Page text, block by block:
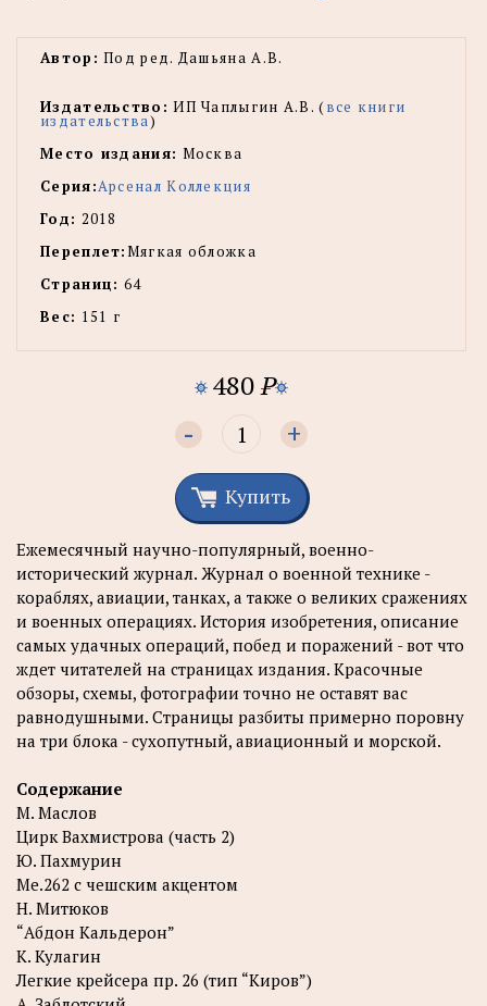
Автор: Под ред. Дашьяна А.В.
Издательство: ИП Чаплыгин А.В. (все книги
издательства)
Место издания: Москва
Серия:Арсенал Коллекция
Год: 2018
Переплет:Мягкая обложка
Страниц: 64
Вес: 151 г
480P
- +
Купить
Ежемесячный научно-популярный, военно-
исторический журнал. Журнал о военной технике -
кораблях, авиации, танках, а также о великих сражениях
и военных операциях. История изобретения, описание
самых удачных операций, побед и поражений - вот что
ждет читателей на страницах издания. Красочные
обзоры, схемы, фотографии точно не оставят вас
равнодушными. Страницы разбиты примерно поровну
на три блока - сухопутный, авиационный и морской.
Содержание
М. Маслов
Цирк Вахмистрова (часть 2)
Ю. Пахмурин
Ме.262 с чешским акцентом
Н. Митюков
“Абдон Кальдерон”
К. Кулагин
Легкие крейсера пр. 26 (тип “Киров”)